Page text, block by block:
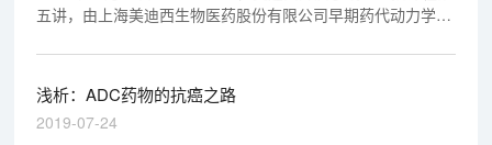
五讲，由上海美迪西生物医药股份有限公司早期药代动力学室
终的DMPK研究》，欢迎观看回放视频。
浅析：ADC药物的抗癌之路
2019-07-24